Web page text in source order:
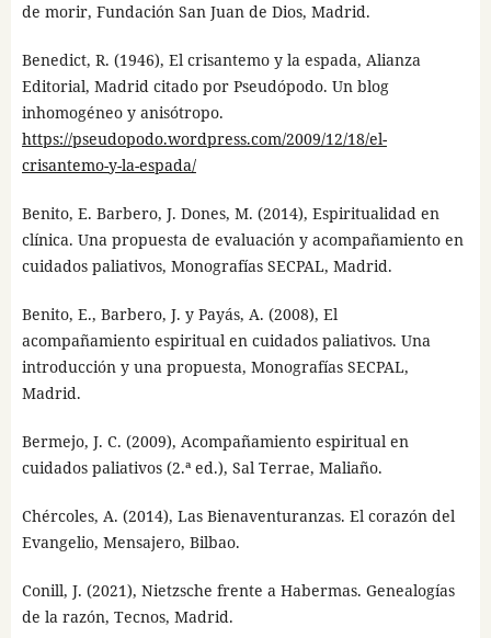
de morir, Fundación San Juan de Dios, Madrid.
Benedict, R. (1946), El crisantemo y la espada, Alianza
Editorial, Madrid citado por Pseudópodo. Un blog
inhomogéneo y anisótropo.
https://pseudopodo.wordpress.com/2009/12/18/el-
crisantemo-y-la-espada/
Benito, E. Barbero, J. Dones, M. (2014), Espiritualidad en
clínica. Una propuesta de evaluación y acompañamiento en
cuidados paliativos, Monografías SECPAL, Madrid.
Benito, E., Barbero, J. y Payás, A. (2008), El
acompañamiento espiritual en cuidados paliativos. Una
introducción y una propuesta, Monografías SECPAL,
Madrid.
Bermejo, J. C. (2009), Acompañamiento espiritual en
cuidados paliativos (2.ª ed.), Sal Terrae, Maliaño.
Chércoles, A. (2014), Las Bienaventuranzas. El corazón del
Evangelio, Mensajero, Bilbao.
Conill, J. (2021), Nietzsche frente a Habermas. Genealogías
de la razón, Tecnos, Madrid.